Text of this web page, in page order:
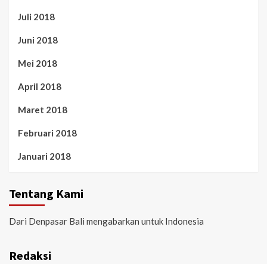
Juli 2018
Juni 2018
Mei 2018
April 2018
Maret 2018
Februari 2018
Januari 2018
Tentang Kami
Dari Denpasar Bali mengabarkan untuk Indonesia
Redaksi